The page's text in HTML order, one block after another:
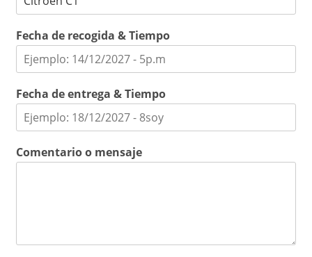
Fecha de recogida & Tiempo
Fecha de entrega & Tiempo
Comentario o mensaje